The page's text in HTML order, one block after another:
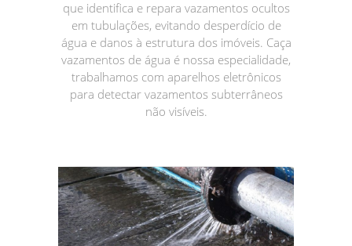
que identifica e repara vazamentos ocultos
em tubulações, evitando desperdício de
água e danos à estrutura dos imóveis. Caça
vazamentos de água é nossa especialidade,
trabalhamos com aparelhos eletrônicos
para detectar vazamentos subterrâneos
não visíveis.